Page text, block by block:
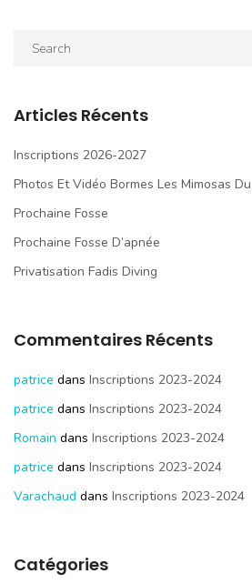
Articles Récents
Inscriptions 2026-2027
Photos Et Vidéo Bormes Les Mimosas
Prochaine Fosse
Prochaine Fosse D’apnée
Privatisation Fadis Diving
Commentaires Récents
patrice dans Inscriptions 2023-2024
patrice dans Inscriptions 2023-2024
Romain dans Inscriptions 2023-2024
patrice dans Inscriptions 2023-2024
Varachaud dans Inscriptions 2023-2024
Catégories